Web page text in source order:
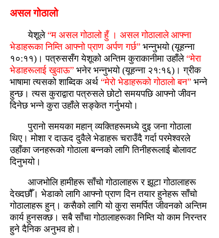
असल गोठालो
येशूले “म असल गोठालो हुँ । असल गोठालाले आफ्‍ना
भेडाहरूका निम्‍ति आफ्‍नो प्राण अर्पण गर्छ” भन्नुभयो (यूहन्ना
१०:११)। पत्रुससँग येशूको अन्‍तिम कुराकानीमा उहाँले “मेरा
भेडाहरूलाई खुवाऊ” भनेर भन्नुभयो (यूहन्ना २१:१६)। ग्रीक
भाषामा त्‍यसको शाब्‍दिक अर्थ “मेरो भेडाहरूको गोठालो बन” भन्ने
हुन्‍छ। त्यस कुराद्वारा पत्रुसले छोटो समयपछि आफ्‍नो जीवन
दिनेछ भन्ने कुरा उहाँले सङ्केत गर्नुभयो।
पुरानो समयका महान् व्यक्तिहरूमध्ये दुइ जना गोठाला
थिए। मोशा र दाऊद दुवैले भेडाहरू चराउँदै गर्दा परमेश्‍वरले
उहाँका जनहरूको गोठाला बन्नको लागि तिनीहरूलाई बोलावट
दिनुभयो।
आजभोलि हामीहरू साँचो गोठालाहरू र झूटा गोठालाहरू
देख्‍दछौँ। भेडाको लागि आफ्‍नो प्राण दिन तयार हुनेहरू साँचो
गोठालाहरू हुन्। कसैको लागि यो कुरा समर्पित जीवनको अन्‍तिम
कार्य हुनसक्‍छ। सबै साँचा गोठालाहरूका निम्‍ति यो काम निरन्‍तर
हुने दैनिक अनुभव हो।